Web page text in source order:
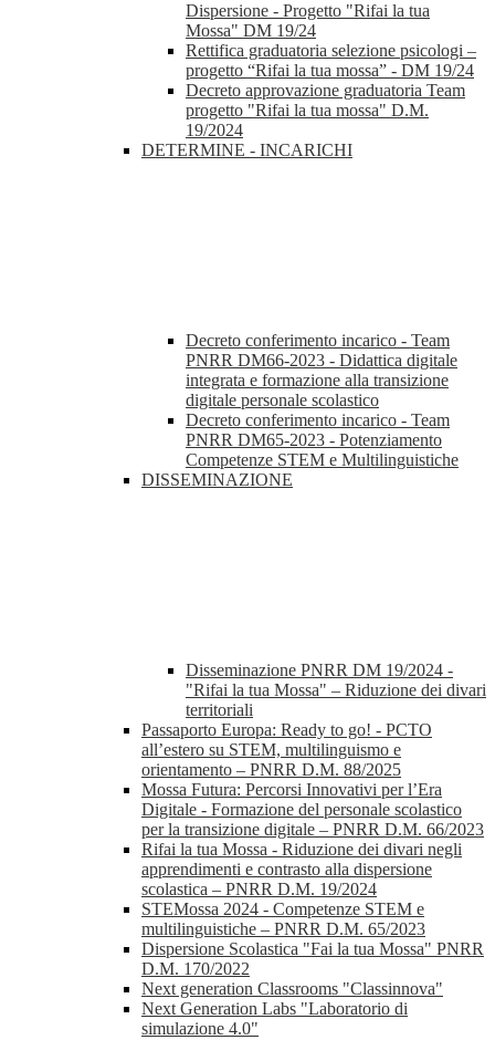
Dispersione - Progetto "Rifai la tua
Mossa" DM 19/24
Rettifica graduatoria selezione psicologi –
progetto “Rifai la tua mossa” - DM 19/24
Decreto approvazione graduatoria Team
progetto "Rifai la tua mossa" D.M.
19/2024
DETERMINE - INCARICHI
Decreto conferimento incarico - Team
PNRR DM66-2023 - Didattica digitale
integrata e formazione alla transizione
digitale personale scolastico
Decreto conferimento incarico - Team
PNRR DM65-2023 - Potenziamento
Competenze STEM e Multilinguistiche
DISSEMINAZIONE
Disseminazione PNRR DM 19/2024 -
"Rifai la tua Mossa" – Riduzione dei divari
territoriali
Passaporto Europa: Ready to go! - PCTO
all’estero su STEM, multilinguismo e
orientamento – PNRR D.M. 88/2025
Mossa Futura: Percorsi Innovativi per l’Era
Digitale - Formazione del personale scolastico
per la transizione digitale – PNRR D.M. 66/2023
Rifai la tua Mossa - Riduzione dei divari negli
apprendimenti e contrasto alla dispersione
scolastica – PNRR D.M. 19/2024
STEMossa 2024 - Competenze STEM e
multilinguistiche – PNRR D.M. 65/2023
Dispersione Scolastica "Fai la tua Mossa" PNRR
D.M. 170/2022
Next generation Classrooms "Classinnova"
Next Generation Labs "Laboratorio di
simulazione 4.0"